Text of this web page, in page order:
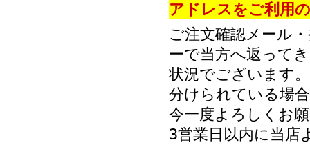
アドレスをご利用
ご注文確認メール
ーで当方へ返って
状況でございます
分けられている場
今一度よろしくお
3営業日以内に当店